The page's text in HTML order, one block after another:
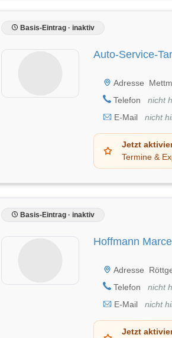
Basis-Eintrag · inaktiv
Auto-Service-
Adresse
Telefon
nicht
E-Mail
nicht
Jetzt
Termine &
Basis-Eintrag · inaktiv
Hoffmann
Adresse
Telefon
nicht
E-Mail
nicht
Jetzt